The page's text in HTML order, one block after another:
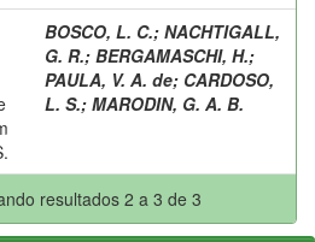
BOSCO, L. C.; NACHTIGALL,
G. R.; BERGAMASCHI, H.;
PAULA, V. A. de; CARDOSO,
L. S.; MARODIN, G. A. B.
resultados 2 a 3 de 3